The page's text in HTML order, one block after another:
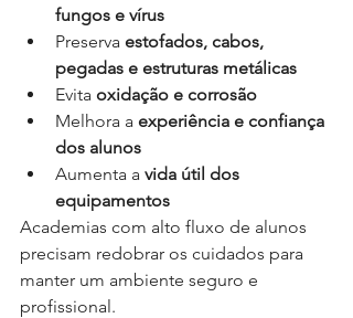
fungos e vírus
Preserva estofados, cabos,
pegadas e estruturas metálicas
Evita oxidação e corrosão
Melhora a experiência e confiança
dos alunos
Aumenta a vida útil dos
equipamentos
Academias com alto fluxo de alunos
precisam redobrar os cuidados para
manter um ambiente seguro e
profissional.